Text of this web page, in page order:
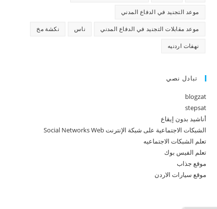
موعد التجنيد في الدفاع المدني
موعد مقابلات التجنيد في الدفاع المدني ناس نكشة مخ
نهفات اردنيه
تبادل نصي
blogzat
stepsat
أناشيد بدون إيقاع
الشبكات الاجتماعية على شبكة الإنترنت Social Networks Web
تعلم الشبكات الاجتماعيه
تعلم الفيس بوك
موقع جذاب
موقع سيارات الاردن